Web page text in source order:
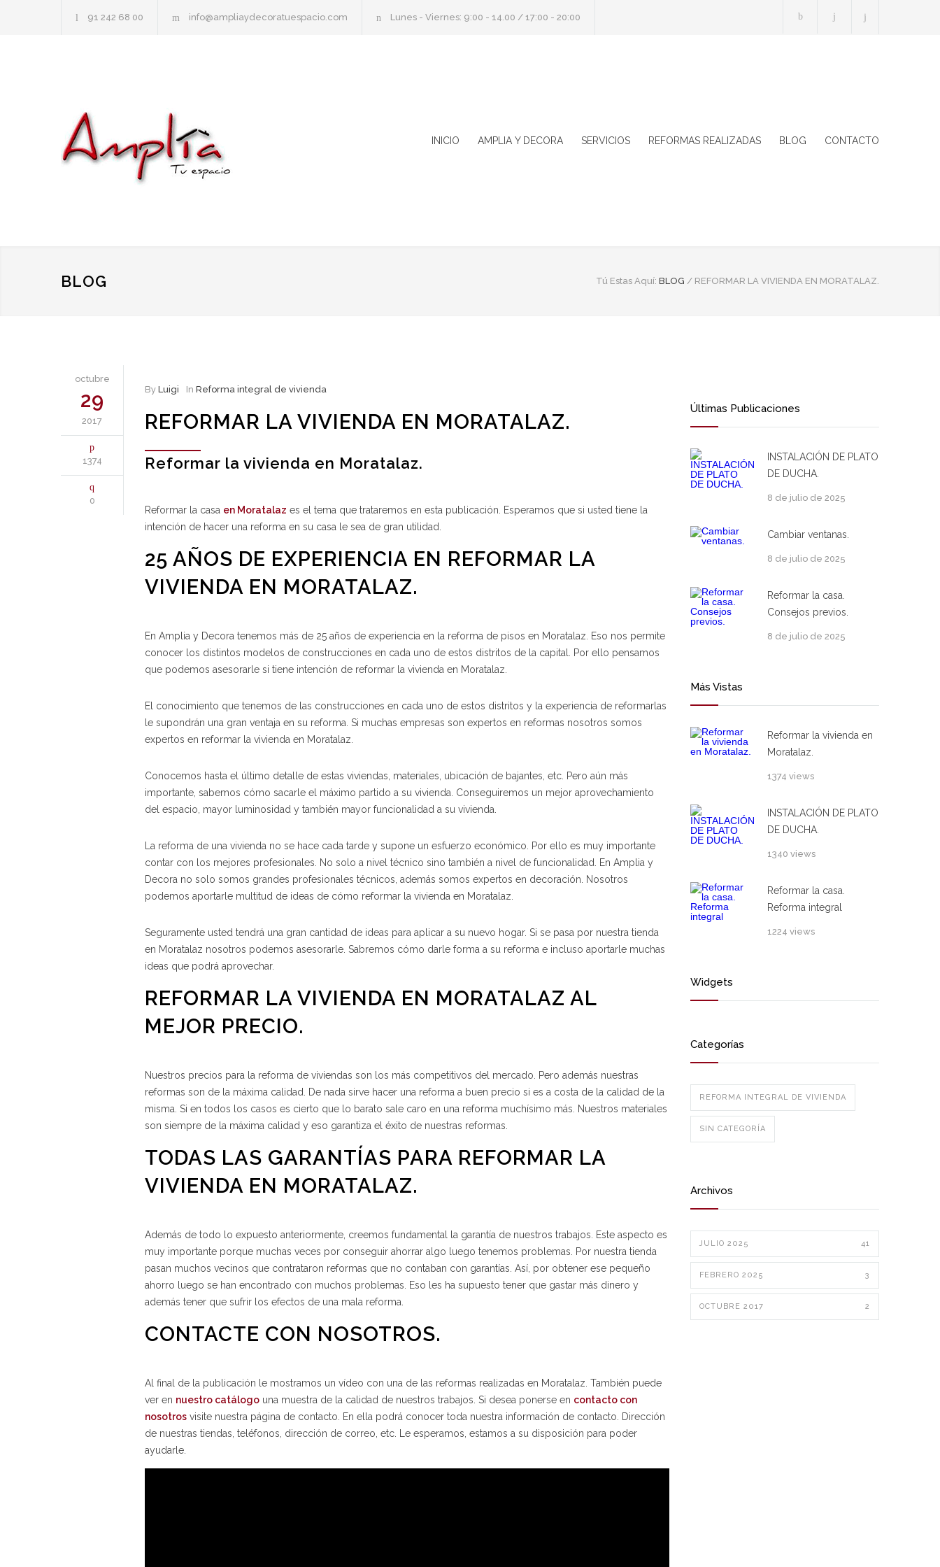
91 242 68 00 info@ampliaydecoratuespacio.com Lunes - Viernes: 9:00 - 14.00 / 17:00 - 20:00
INICIO AMPLIA Y DECORA SERVICIOS REFORMAS REALIZADAS BLOG CONTACTO
BLOG Tú Estas Aquí: BLOG / REFORMAR LA VIVIENDA EN MORATALAZ.
octubre
29
2017
1374
0
By Luigi In Reforma integral de vivienda
REFORMAR LA VIVIENDA EN MORATALAZ.
Reformar la vivienda en Moratalaz.
Reformar la casa en Moratalaz es el tema que trataremos en esta publicación. Esperamos que si usted tiene la
intención de hacer una reforma en su casa le sea de gran utilidad.
25 AÑOS DE EXPERIENCIA EN REFORMAR LA
VIVIENDA EN MORATALAZ.
En Amplia y Decora tenemos más de 25 años de experiencia en la reforma de pisos en Moratalaz. Eso nos permite
conocer los distintos modelos de construcciones en cada uno de estos distritos de la capital. Por ello pensamos
que podemos asesorarle si tiene intención de reformar la vivienda en Moratalaz.
El conocimiento que tenemos de las construcciones en cada uno de estos distritos y la experiencia de reformarlas
le supondrán una gran ventaja en su reforma. Si muchas empresas son expertos en reformas nosotros somos
expertos en reformar la vivienda en Moratalaz.
Conocemos hasta el último detalle de estas viviendas, materiales, ubicación de bajantes, etc. Pero aún más
importante, sabemos cómo sacarle el máximo partido a su vivienda. Conseguiremos un mejor aprovechamiento
del espacio, mayor luminosidad y también mayor funcionalidad a su vivienda.
La reforma de una vivienda no se hace cada tarde y supone un esfuerzo económico. Por ello es muy importante
contar con los mejores profesionales. No solo a nivel técnico sino también a nivel de funcionalidad. En Amplia y
Decora no solo somos grandes profesionales técnicos, además somos expertos en decoración. Nosotros
podemos aportarle multitud de ideas de cómo reformar la vivienda en Moratalaz.
Seguramente usted tendrá una gran cantidad de ideas para aplicar a su nuevo hogar. Si se pasa por nuestra tienda
en Moratalaz nosotros podemos asesorarle. Sabremos cómo darle forma a su reforma e incluso aportarle muchas
ideas que podrá aprovechar.
REFORMAR LA VIVIENDA EN MORATALAZ AL
MEJOR PRECIO.
Nuestros precios para la reforma de viviendas son los más competitivos del mercado. Pero además nuestras
reformas son de la máxima calidad. De nada sirve hacer una reforma a buen precio si es a costa de la calidad de la
misma. Si en todos los casos es cierto que lo barato sale caro en una reforma muchísimo más. Nuestros materiales
son siempre de la máxima calidad y eso garantiza el éxito de nuestras reformas.
TODAS LAS GARANTÍAS PARA REFORMAR LA
VIVIENDA EN MORATALAZ.
Además de todo lo expuesto anteriormente, creemos fundamental la garantía de nuestros trabajos. Este aspecto es
muy importante porque muchas veces por conseguir ahorrar algo luego tenemos problemas. Por nuestra tienda
pasan muchos vecinos que contrataron reformas que no contaban con garantías. Así, por obtener ese pequeño
ahorro luego se han encontrado con muchos problemas. Eso les ha supuesto tener que gastar más dinero y
además tener que sufrir los efectos de una mala reforma.
CONTACTE CON NOSOTROS.
Al final de la publicación le mostramos un vídeo con una de las reformas realizadas en Moratalaz. También puede
ver en nuestro catálogo una muestra de la calidad de nuestros trabajos. Si desea ponerse en contacto con
nosotros visite nuestra página de contacto. En ella podrá conocer toda nuestra información de contacto. Dirección
de nuestras tiendas, teléfonos, dirección de correo, etc. Le esperamos, estamos a su disposición para poder
ayudarle.
Últimas Publicaciones
INSTALACIÓN DE PLATO
DE DUCHA.
8 de julio de 2025
Cambiar ventanas.
8 de julio de 2025
Reformar la casa.
Consejos previos.
8 de julio de 2025
Más Vistas
Reformar la vivienda en
Moratalaz.
1374 views
INSTALACIÓN DE PLATO
DE DUCHA.
1340 views
Reformar la casa.
Reforma integral
1224 views
Widgets
Categorías
REFORMA INTEGRAL DE VIVIENDA
SIN CATEGORÍA
Archivos
JULIO 2025 41
FEBRERO 2025 3
OCTUBRE 2017 2